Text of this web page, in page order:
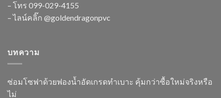
– โทร 099-029-4155
– ไลน์คลิ๊ก @goldendragonpvc
บทความ
ซ่อมโซฟาด้วยฟองน้ำอัดเกรดทำเบาะ คุ้มกว่าซื้อใหม่จริงหรือ
ไม่